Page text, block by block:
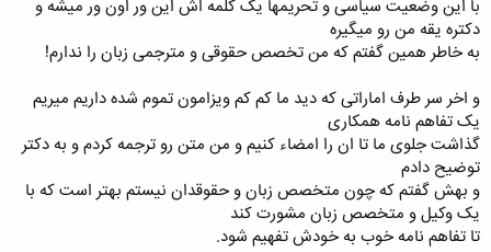
با این وضعیت سیاسی و تحریمها یک کلمه اش این ور اون ور میشه و
دکتره یقه من رو میگیره
به خاطر همین گفتم که من تخصص حقوقی و مترجمی زبان را ندارم!
و اخر سر طرف اماراتی که دید ما کم کم ویزامون تموم شده داریم میریم
یک تفاهم نامه همکاری
گذاشت جلوی ما تا ان را امضاء کنیم و من متن رو ترجمه کردم و به دکتر
توضیح دادم
و بهش گفتم که چون متخصص زبان و حقوقدان نیستم بهتر است که با
یک وکیل و متخصص زبان مشورت کند
تا تفاهم نامه خوب به خودش تفهیم شود.